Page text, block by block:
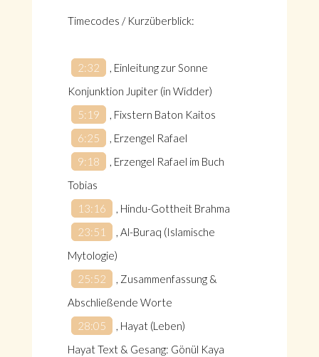
Timecodes / Kurzüberblick:
2:32
, Einleitung zur Sonne
Konjunktion Jupiter (in Widder)
5:19
, Fixstern Baton Kaitos
6:25
, Erzengel Rafael
9:18
, Erzengel Rafael im Buch
Tobias
13:16
, Hindu-Gottheit Brahma
23:51
, Al-Buraq (Islamische
Mytologie)
25:52
, Zusammenfassung &
Abschließende Worte
28:05
, Hayat (Leben)
Hayat Text & Gesang: Gönül Kaya